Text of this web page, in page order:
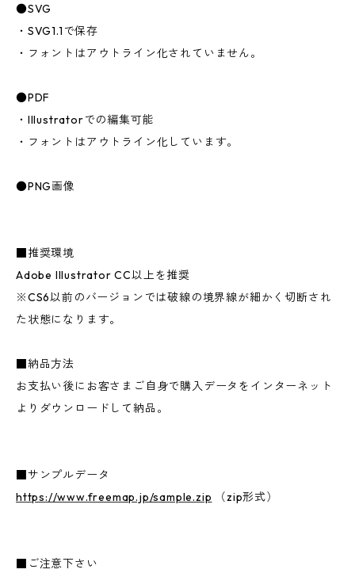
●SVG
・SVG1.1で保存
・フォントはアウトライン化されていません。
●PDF
・Illustratorでの編集可能
・フォントはアウトライン化しています。
●PNG画像
■推奨環境
Adobe Illustrator CC以上を推奨
※CS6以前のバージョンでは破線の境界線が細かく切断され
た状態になります。
■納品方法
お支払い後にお客さまご自身で購入データをインターネット
よりダウンロードして納品。
■サンプルデータ
https://www.freemap.jp/sample.zip （zip形式）
■ご注意下さい